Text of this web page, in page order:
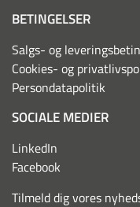
BETINGELSER
Salgs- og
Cookies- og
Persondatapolitik
SOCIALE MEDIER
LinkedIn
Facebook
Tilmeld dig vores